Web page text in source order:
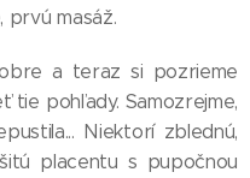
prvú masáž.
a teraz si pozrieme
tie pohľady. Samozrejme,
Niektorí zblednú,
placentu s pupočnou